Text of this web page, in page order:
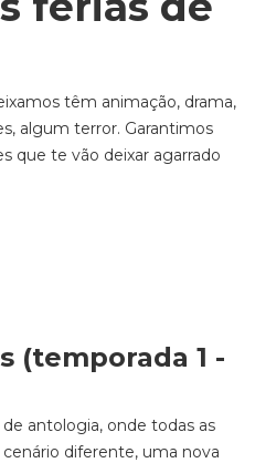
têm animação, drama,
algum terror. Garantimos
que te vão deixar agarrado
(temporada 1 -
antologia, onde todas as
diferente, uma nova